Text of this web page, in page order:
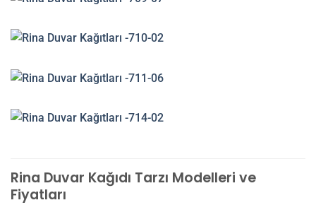
Rina Duvar Kağıdı Tarzı Modelleri ve
Fiyatları